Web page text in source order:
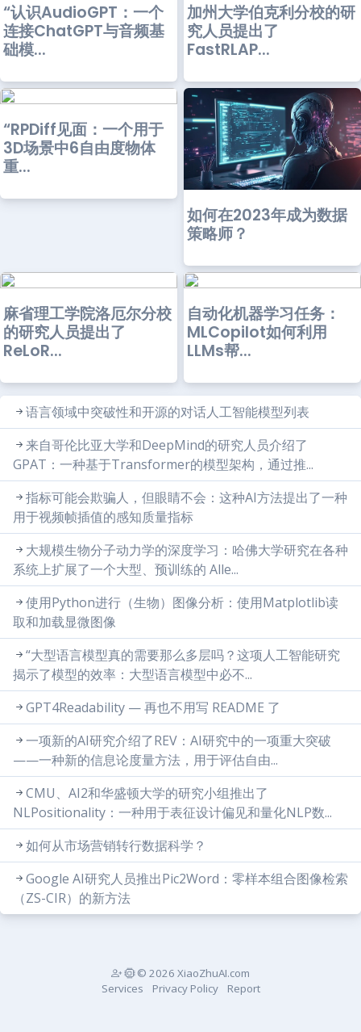
“认识AudioGPT：一个
连接ChatGPT与音频基
础模...
加州大学伯克利分校的研
究人员提出了
FastRLAP...
“RPDiff见面：一个用于
3D场景中6自由度物体
重...
如何在2023年成为数据
策略师？
麻省理工学院洛厄尔分校
的研究人员提出了
ReLoR...
自动化机器学习任务：
MLCopilot如何利用
LLMs帮...
语言领域中突破性和开源的对话人工智能模型列表
来自哥伦比亚大学和DeepMind的研究人员介绍了
GPAT：一种基于Transformer的模型架构，通过推...
指标可能会欺骗人，但眼睛不会：这种AI方法提出了一种
用于视频帧插值的感知质量指标
大规模生物分子动力学的深度学习：哈佛大学研究在各种
系统上扩展了一个大型、预训练的 Alle...
使用Python进行（生物）图像分析：使用Matplotlib读
取和加载显微图像
“大型语言模型真的需要那么多层吗？这项人工智能研究
揭示了模型的效率：大型语言模型中必不...
GPT4Readability — 再也不用写 README 了
一项新的AI研究介绍了REV：AI研究中的一项重大突破
——一种新的信息论度量方法，用于评估自由...
CMU、AI2和华盛顿大学的研究小组推出了
NLPositionality：一种用于表征设计偏见和量化NLP数...
如何从市场营销转行数据科学？
Google AI研究人员推出Pic2Word：零样本组合图像检索
（ZS-CIR）的新方法
© 2026 XiaoZhuAI.com
Services
Privacy Policy Report